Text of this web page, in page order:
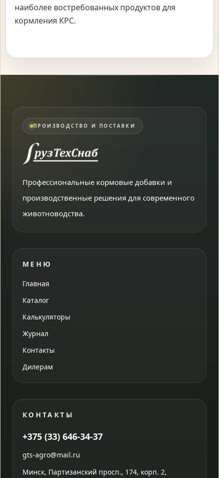
наиболее востребованных продуктов для
кормления КРС.
ПРОИЗВОДСТВО И ПОСТАВКИ
Профессиональные кормовые добавки и
производственные решения для современного
животноводства.
МЕНЮ
Главная
Каталог
Калькуляторы
Журнал
Контакты
Дилерам
КОНТАКТЫ
+375 (33) 646-34-37
gts-agro@mail.ru
Минск, Партизанский просп., 174, корп. 2,